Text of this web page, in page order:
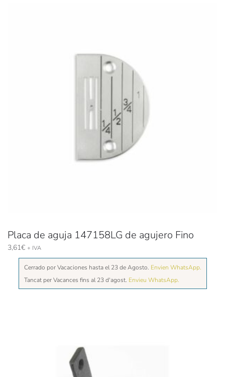
Placa de aguja 147158LG de agujero Fino
3,61€ + IVA
Cerrado por Vacaciones hasta el 23 de Agosto. Envien WhatsApp.
Tancat per Vacances fins al 23 d'agost. Envieu WhatsApp.